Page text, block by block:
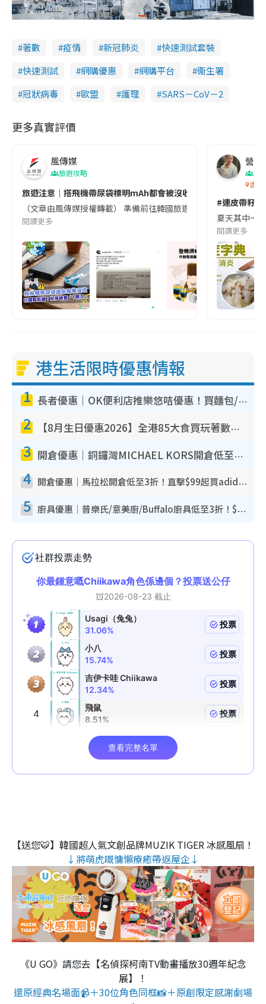
著數 疫情 新冠肺炎
快速測試套裝
快速測試
網購優惠 網購平台
衞生署
冠狀病毒
歐盟 護理 SARS－CoV－2
更多真實評價
風傳媒
旅遊攻略
旅遊注意｜搭飛機帶尿袋標明mAh都會被沒收😱出發前切記檢查
（文章由風傳媒授權轉載） 準備前往韓國旅遊的民眾，近期要
閱讀更多
營養
香港
#連皮帶籽
夏天其中一
閱讀更多
港生活限時優惠情報
1 長者優惠｜OK便利店推樂悠咭優惠！買麵包/牛奶/保健品拍卡即減
2 【8月生日優惠2026】全港85大食買玩著數攻略 自助餐/火鍋放題同行免費＋誠品/DONKI送現金券
3 開倉優惠｜銅鑼灣MICHAEL KORS開倉低至17折！直擊$500起買手袋/銀包/鞋款 必買經典Jet Set系列
4 開倉優惠｜馬拉松開倉低至3折！直擊$99起買adidas／New Balance／Puma鞋款 STANLEY保溫杯劈價至$119起
5 廚具優惠｜普樂氏/意美廚/Buffalo廚具低至3折！$89起買煎鍋／炒鑊／個人鍋 同場小家電激減至$99起
【送您🐯】韓國超人氣文創品牌MUZIK TIGER 冰感風扇！
↓將萌虎嘅慵懶療癒帶返屋企↓
《U GO》請您去【名偵探柯南TV動畫播放30週年紀念
展】！
還原經典名場面📹＋30位角色同框📸＋原創限定感謝劇場